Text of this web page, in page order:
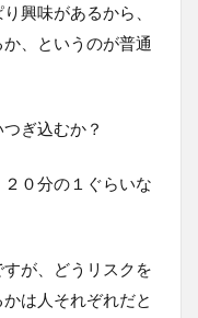
興味があるから、
、というのが普通
ぎ込むか？
０分の１ぐらいな
が、どうリスクを
は人それぞれだと